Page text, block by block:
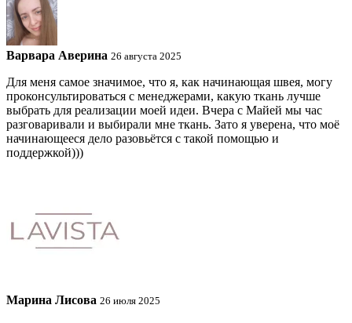
Варвара Аверина 26 августа 2025
Для меня самое значимое, что я, как начинающая швея, могу
проконсультироваться с менеджерами, какую ткань лучше
выбрать для реализации моей идеи. Вчера с Майей мы час
разговаривали и выбирали мне ткань. Зато я уверена, что моё
начинающееся дело разовьётся с такой помощью и
поддержкой)))
Марина Лисова 26 июля 2025